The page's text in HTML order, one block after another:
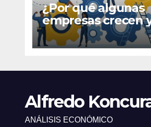
¿Por qué algunas
empresas crecen
otras quedan
atrapadas en el
Alfredo
ANÁLISIS ECONÓMICO